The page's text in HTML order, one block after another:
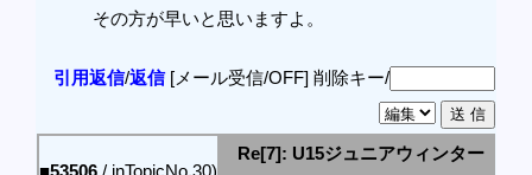
その方が早いと思いますよ。
引用返信/返信[メール受信/OFF] 削除キー/
■53506 / inTopicNo.30)
Re[7]: U15ジュニアウィンター